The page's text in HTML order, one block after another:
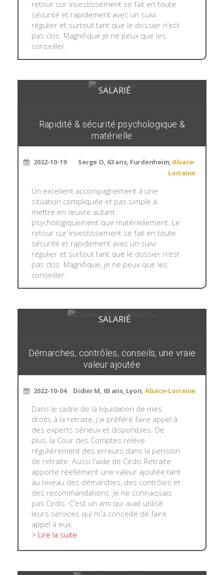
retour sur investissement se fait en toute
sécurité et rapidement avec un suivi
régulier et surtout tant que le dossier n’est
pas clos. Magnifique je ne peux que les
conseiller.
SALARIÉ
Rapidité & sécurité psychologique &
matérielle
2022-10-19 Serge O, 63 ans, Furdenheim, Alsace-
Lorraine
Un excellent accompagnement à une
situation compliquée et pas simple à
mettre en œuvre autant
psychologiquement que matériellement. Le
retour sur investissement se fait en toute
sécurité et rapidement avec un suivi
régulier et surtout tant que le dossier n’est
pas clos. Magnifique, je ne peux que les
conseiller.
SALARIÉ
Démarches, contrôles, conseils, une vraie
valeur ajoutée
2022-10-04 Didier M, 63 ans, Lyon, Alsace-Lorraine
Dans le cadre de la liquidation de mes
droits à la retraite, j'ai préféré faire appel à
des experts sérieux et disponibles. De
plus, la Cour des Comptes relève
régulièrement des erreurs dans la pension
de retraite. Aussi l'aide de Cirdis Retraite
apporte réellement une valeur ajoutée tant
au niveau des démarches, des contrôles et
des recommandations. Je ne connaissais
pas Cirdis. C'est un ami qui avait utilisé
leurs services qui m'a conseillé de faire
appel à eux.
> Lire la suite